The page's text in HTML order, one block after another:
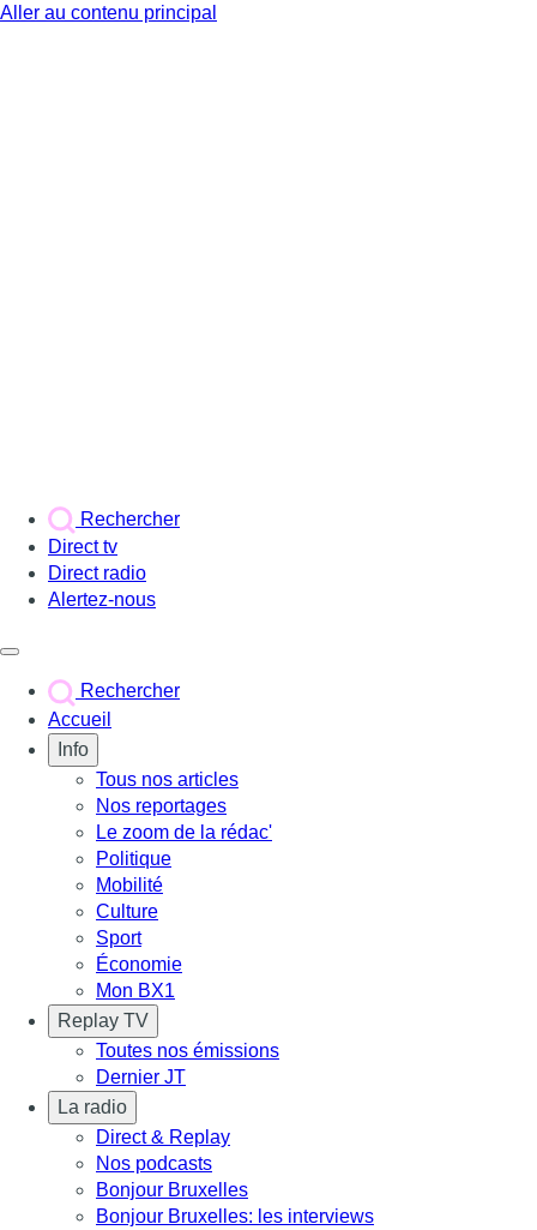
Aller au contenu principal
Rechercher
Direct tv
Direct radio
Alertez-nous
Rechercher
Accueil
Info
Tous nos articles
Nos reportages
Le zoom de la rédac'
Politique
Mobilité
Culture
Sport
Économie
Mon BX1
Replay TV
Toutes nos émissions
Dernier JT
La radio
Direct & Replay
Nos podcasts
Bonjour Bruxelles
Bonjour Bruxelles: les interviews